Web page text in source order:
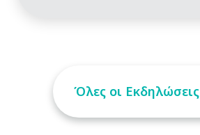
Όλες οι Εκδηλώσεις